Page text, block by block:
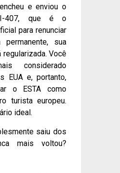
e enviou o
I-407, que é o
para renunciar
permanente, sua
regularizada. Você
considerado
EUA e, portanto,
o ESTA como
turista europeu.
ideal.
saiu dos
mais voltou?